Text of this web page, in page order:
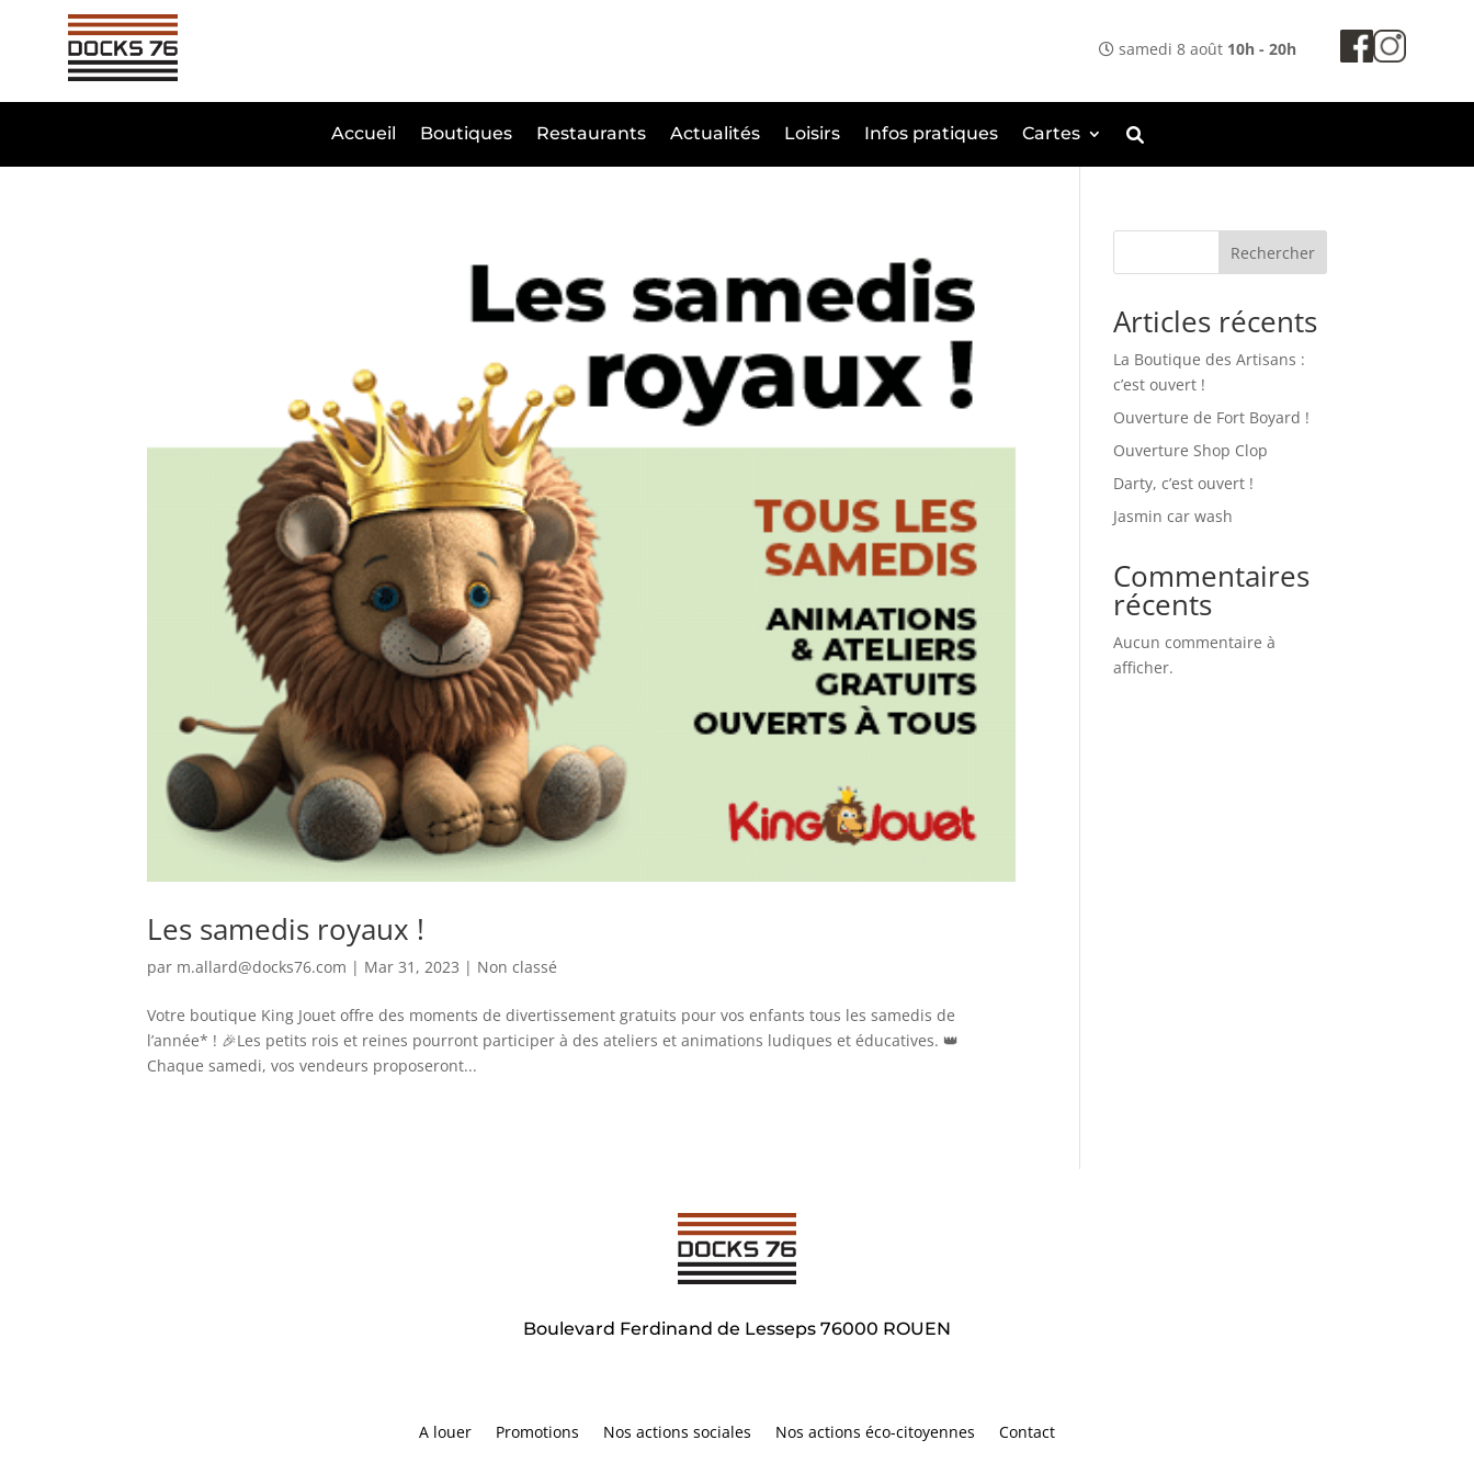
samedi 8 août 10h - 20h
Accueil Boutiques Restaurants Actualités Loisirs Infos pratiques Cartes
Les samedis royaux !
par m.allard@docks76.com | Mar 31, 2023 | Non classé
Votre boutique King Jouet offre des moments de divertissement gratuits pour vos enfants tous les samedis de
l’année* ! 🎉Les petits rois et reines pourront participer à des ateliers et animations ludiques et éducatives. 👑
Chaque samedi, vos vendeurs proposeront...
Rechercher
Articles récents
La Boutique des Artisans :
c’est ouvert !
Ouverture de Fort Boyard !
Ouverture Shop Clop
Darty, c’est ouvert !
Jasmin car wash
Commentaires
récents
Aucun commentaire à
afficher.
Boulevard Ferdinand de Lesseps 76000 ROUEN
A louer Promotions Nos actions sociales Nos actions éco-citoyennes Contact